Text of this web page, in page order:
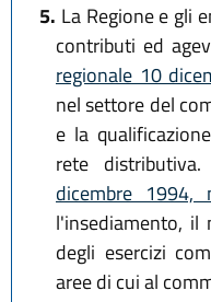
5. La Regione e gli
contributi ed
regionale 10
nel settore del
e la
rete
dicembre 1994,
l'insediamento, il
degli esercizi
aree di cui al